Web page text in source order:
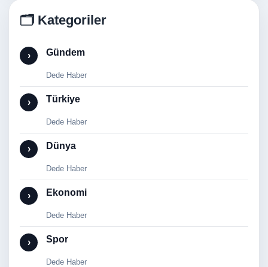
🗂️ Kategoriler
› Gündem
Dede Haber
› Türkiye
Dede Haber
› Dünya
Dede Haber
› Ekonomi
Dede Haber
› Spor
Dede Haber